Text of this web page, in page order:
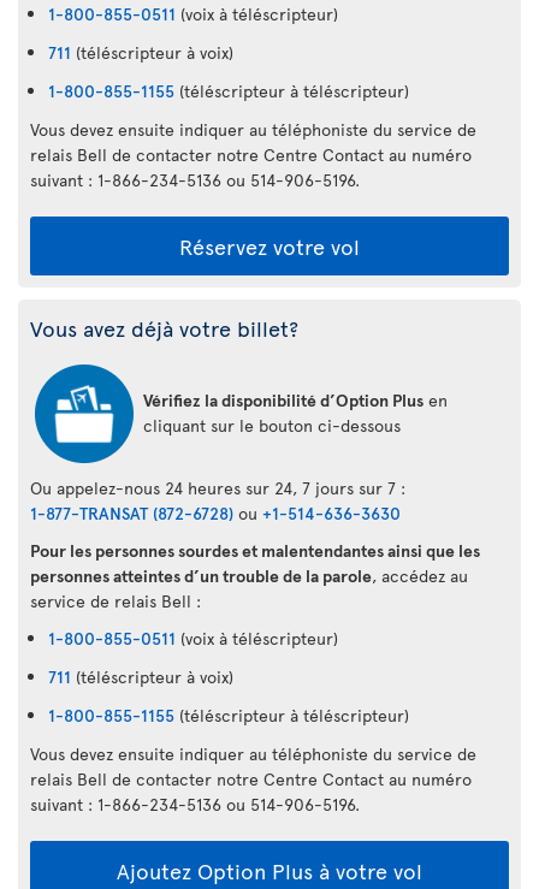
1-800-855-0511 (voix à téléscripteur)
711 (téléscripteur à voix)
1-800-855-1155 (téléscripteur à téléscripteur)
Vous devez ensuite indiquer au téléphoniste du service de
relais Bell de contacter notre Centre Contact au numéro
suivant : 1-866-234-5136 ou 514-906-5196.
Réservez votre vol
Vous avez déjà votre billet?
Vérifiez la disponibilité d’Option Plus en
cliquant sur le bouton ci-dessous
Ou appelez-nous 24 heures sur 24, 7 jours sur 7 :
1-877-TRANSAT (872-6728) ou +1-514-636-3630
Pour les personnes sourdes et malentendantes ainsi que les
personnes atteintes d’un trouble de la parole, accédez au
service de relais Bell :
1-800-855-0511 (voix à téléscripteur)
711 (téléscripteur à voix)
1-800-855-1155 (téléscripteur à téléscripteur)
Vous devez ensuite indiquer au téléphoniste du service de
relais Bell de contacter notre Centre Contact au numéro
suivant : 1-866-234-5136 ou 514-906-5196.
Ajoutez Option Plus à votre vol